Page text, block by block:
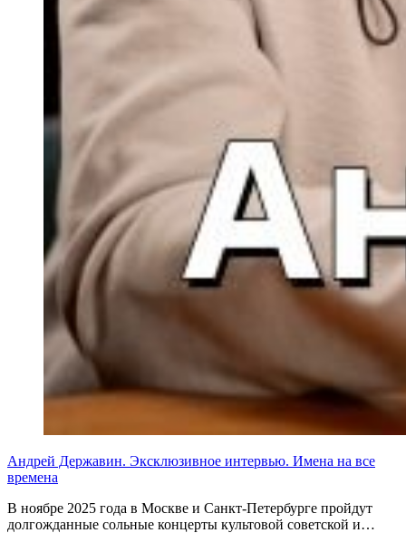
Андрей Державин. Эксклюзивное интервью. Имена на все
времена
В ноябре 2025 года в Москве и Санкт-Петербурге пройдут
долгожданные сольные концерты культовой советской и…